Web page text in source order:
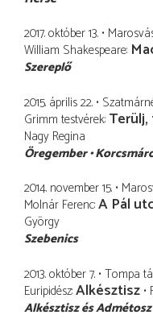
2017. október 13.
William Shakespeare
Szereplő
2015. április 22.
Grimm testvérek
Nagy Regina
Öregember
2014. november 15.
Molnár Ferenc A Pál
György
Szebenics
2013. október 7. Tompa
Euripidész Alkésztisz
Alkésztisz és